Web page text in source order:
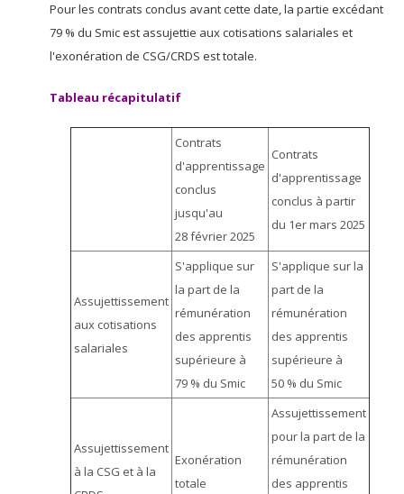
Pour les contrats conclus avant cette date, la partie excédant
79 % du Smic est assujettie aux cotisations salariales et
l'exonération de CSG/CRDS est totale.
Tableau récapitulatif
Contrats
d'apprentissage
conclus
jusqu'au
28 février 2025
Contrats
d'apprentissage
conclus à partir
du 1er mars 2025
Assujettissement
aux cotisations
salariales
S'applique sur
la part de la
rémunération
des apprentis
supérieure à
79 % du Smic
S'applique sur la
part de la
rémunération
des apprentis
supérieure à
50 % du Smic
Assujettissement
à la CSG et à la
Exonération
totale
Assujettissement
pour la part de la
rémunération
des apprentis